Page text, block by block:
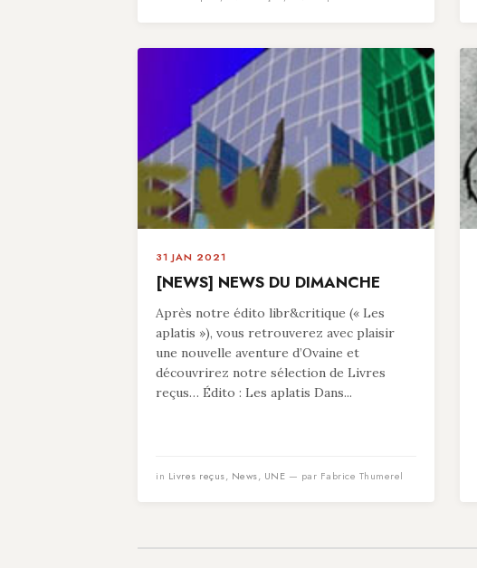
31 JAN 2021
[NEWS] NEWS DU DIMANCHE
Après notre édito libr&critique (« Les
aplatis »), vous retrouverez avec plaisir
une nouvelle aventure d’Ovaine et
découvrirez notre sélection de Livres
reçus… Édito : Les aplatis Dans...
in Livres reçus, News, UNE — par Fabrice Thumerel